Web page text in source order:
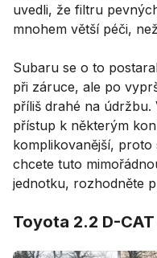
uvedli, že filtru
mnohem větší péči,
Subaru se o to
při záruce, ale po
příliš drahé na údržbu.
přístup k některým
komplikovanější,
chcete tuto
jednotku, rozhodněte
Toyota 2.2 D-